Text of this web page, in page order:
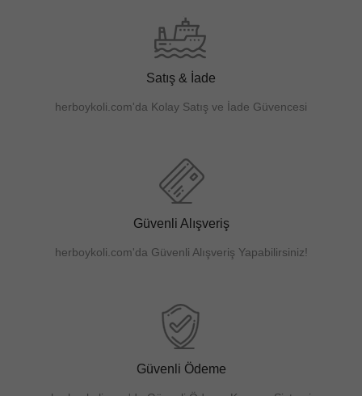
Satış & İade
herboykoli.com'da Kolay Satış ve İade Güvencesi
Güvenli Alışveriş
herboykoli.com'da Güvenli Alışveriş Yapabilirsiniz!
Güvenli Ödeme